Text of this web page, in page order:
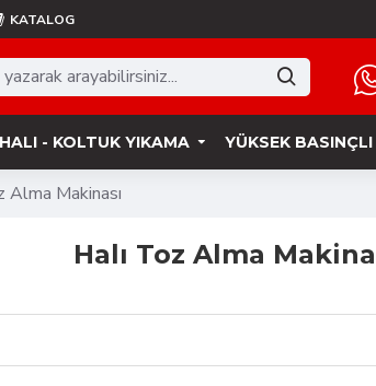
KATALOG
HALI - KOLTUK YIKAMA YÜKSEK
Alma Makinası
Halı Toz Alma